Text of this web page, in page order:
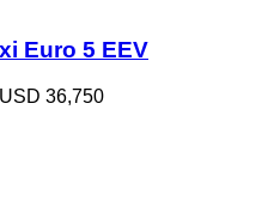
Euro 5 EEV
36,750